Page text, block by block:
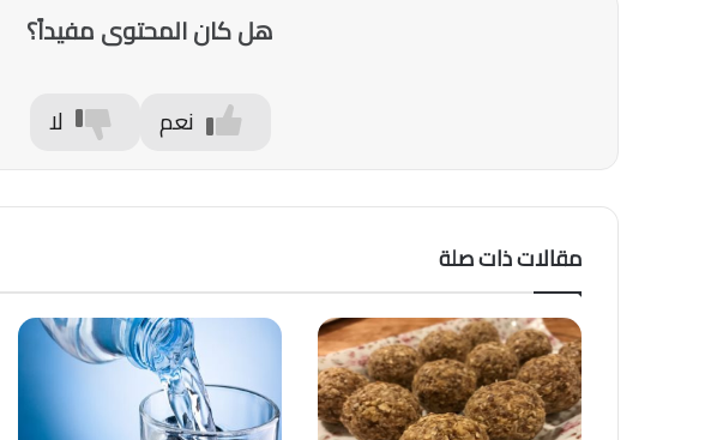
هل كان المحتوى مفيداً؟
نعم لا
مقالات ذات صلة